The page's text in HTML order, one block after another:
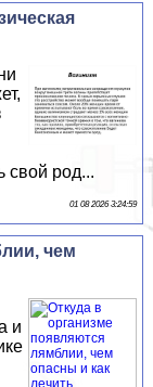
свой род...
01 08 2026 3:24:59
чем
и